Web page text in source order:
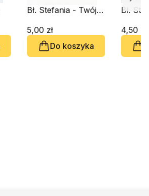
Bł. Stefania - Twój
5,00 zł
Do koszyka
Bł.
4,50 zł